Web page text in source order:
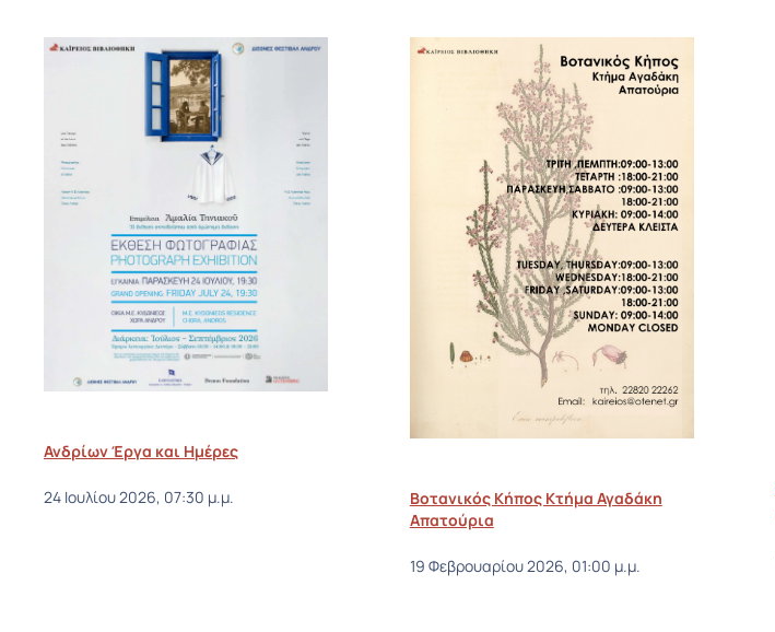
Ανδρίων Έργα και Ημέρες
24 Ιουλίου 2026, 07:30 μ.μ.
Βοτανικός Κήπος Κτήμα Αγαδάκη
Απατούρια
19 Φεβρουαρίου 2026, 01:00 μ.μ.